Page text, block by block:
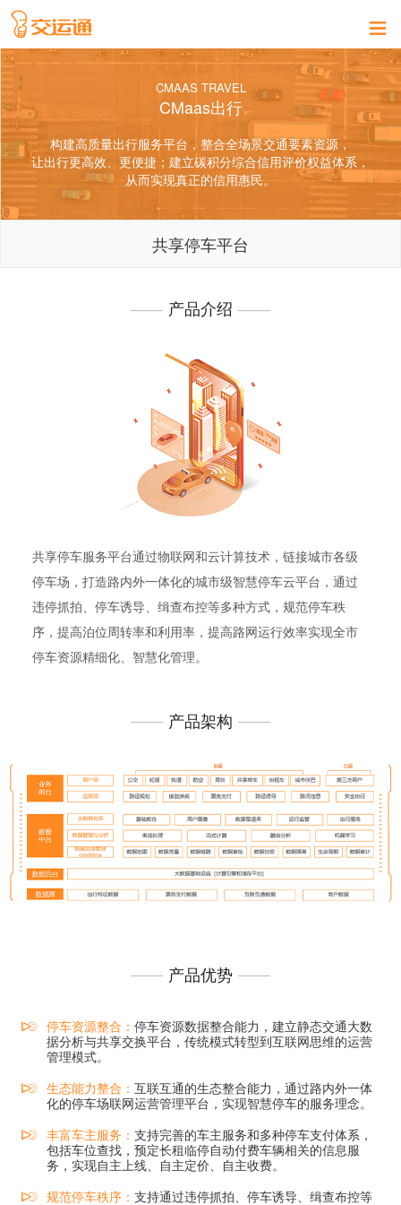
CMAAS TRAVEL
CMaas出行
构建高质量出行服务平台，整合全场景交通要素资源，
让出行更高效、更便捷；建立碳积分综合信用评价权益体系，
从而实现真正的信用惠民。
共享停车平台
产品介绍
共享停车服务平台通过物联网和云计算技术，链接城市各级
停车场，打造路内外一体化的城市级智慧停车云平台，通过
违停抓拍、停车诱导、缉查布控等多种方式，规范停车秩
序，提高泊位周转率和利用率，提高路网运行效率实现全市
停车资源精细化、智慧化管理。
产品架构
产品优势
停车资源整合： 停车资源数据整合能力，建立静态交通大数
据分析与共享交换平台，传统模式转型到互联网思维的运营
管理模式。
生态能力整合： 互联互通的生态整合能力，通过路内外一体
化的停车场联网运营管理平台，实现智慧停车的服务理念。
丰富车主服务： 支持完善的车主服务和多种停车支付体系，
包括车位查找，预定长租临停自动付费车辆相关的信息服
务，实现自主上线、自主定价、自主收费。
规范停车秩序： 支持通过违停抓拍、停车诱导、缉查布控等